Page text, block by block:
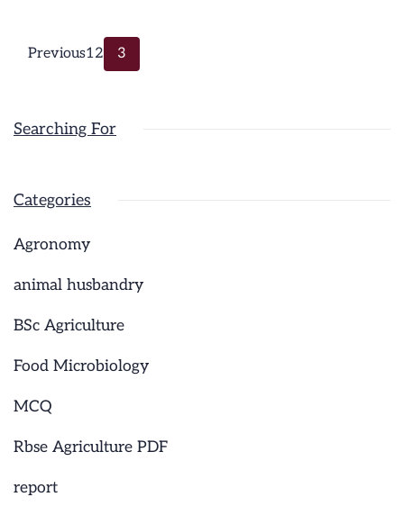
Posts
PreviousPage
1Page
2 Page
3
Searching For
Categories
Agronomy
animal husbandry
BSc Agriculture
Food Microbiology
MCQ
Rbse Agriculture PDF
report